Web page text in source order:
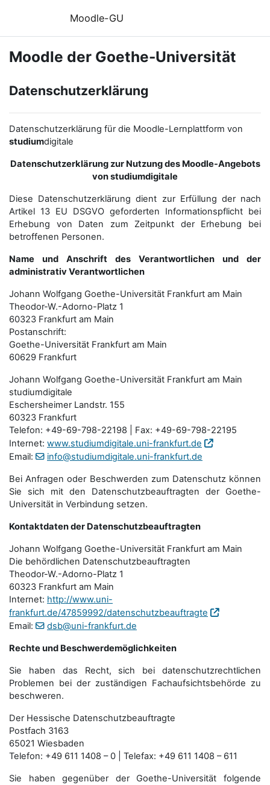
Moodle-GU
Moodle der Goethe-Universität
Datenschutzerklärung
Datenschutzerklärung für die Moodle-Lernplattform von
studiumdigitale
Datenschutzerklärung zur Nutzung des Moodle-Angebots
von studiumdigitale
Diese Datenschutzerklärung dient zur Erfüllung der nach
Artikel 13 EU DSGVO geforderten Informationspflicht bei
Erhebung von Daten zum Zeitpunkt der Erhebung bei
betroffenen Personen.
Name und Anschrift des Verantwortlichen und der
administrativ Verantwortlichen
Johann Wolfgang Goethe-Universität Frankfurt am Main
Theodor-W.-Adorno-Platz 1
60323 Frankfurt am Main
Postanschrift:
Goethe-Universität Frankfurt am Main
60629 Frankfurt
Johann Wolfgang Goethe-Universität Frankfurt am Main
studiumdigitale
Eschersheimer Landstr. 155
60323 Frankfurt
Telefon: +49-69-798-22198 | Fax: +49-69-798-22195
Internet: www.studiumdigitale.uni-frankfurt.de
Email:
info@studiumdigitale.uni-frankfurt.de
Bei Anfragen oder Beschwerden zum Datenschutz können
Sie sich mit den Datenschutz­beauftragten der Goethe-
Universität in Verbindung setzen.
Kontaktdaten der Datenschutzbeauftragten
Johann Wolfgang Goethe-Universität Frankfurt am Main
Die behördlichen Datenschutzbeauftragten
Theodor-W.-Adorno-Platz 1
60323 Frankfurt am Main
Internet: http://www.uni-
frankfurt.de/47859992/datenschutzbeauftragte
Email:
dsb@uni-frankfurt.de
Rechte und Beschwerdemöglichkeiten
Sie haben das Recht, sich bei datenschutzrechtlichen
Problemen bei der zuständigen Fachauf­sichts­behörde zu
beschweren.
Der Hessische Datenschutzbeauftragte
Postfach 3163
65021 Wiesbaden
Telefon: +49 611 1408 – 0 | Telefax: +49 611 1408 – 611
Sie haben gegenüber der Goethe-Universität folgende